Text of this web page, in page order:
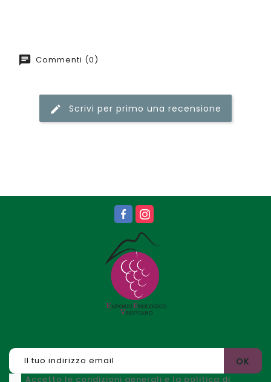
Commenti (0)
Scrivi per primo una recensione
Accetto le condizioni generali e la politica di